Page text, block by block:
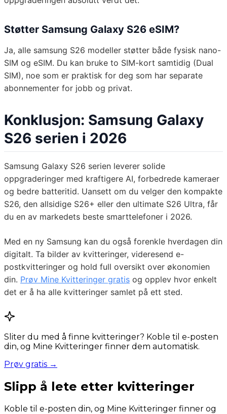
Støtter Samsung Galaxy S26 eSIM?
Ja, alle samsung S26 modeller støtter både fysisk nano-
SIM og eSIM. Du kan bruke to SIM-kort samtidig (Dual
SIM), noe som er praktisk for deg som har separate
abonnementer for jobb og privat.
Konklusjon: Samsung Galaxy
S26 serien i 2026
Samsung Galaxy S26 serien leverer solide
oppgraderinger med kraftigere AI, forbedrede kameraer
og bedre batteritid. Uansett om du velger den kompakte
S26, den allsidige S26+ eller den ultimate S26 Ultra, får
du en av markedets beste smarttelefoner i 2026.
Med en ny Samsung kan du også forenkle hverdagen din
digitalt. Ta bilder av kvitteringer, videresend e-
postkvitteringer og hold full oversikt over økonomien
din. Prøv Mine Kvitteringer gratis og opplev hvor enkelt
det er å ha alle kvitteringer samlet på ett sted.
Sliter du med å finne kvitteringer? Koble til e-posten
din, og Mine Kvitteringer finner dem automatisk.
Prøv gratis →
Slipp å lete etter kvitteringer
Koble til e-posten din, og Mine Kvitteringer finner og